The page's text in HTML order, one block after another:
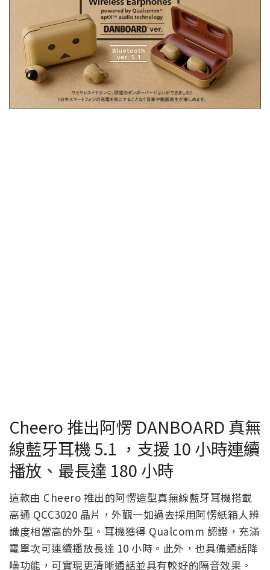
Cheero 推出阿愣 DANBOARD 真無
線藍牙耳機 5.1 ，支援 10 小時連續
播放、最長達 180 小時
這款由 Cheero 推出的阿愣造型真無線藍牙耳機搭載
高通 QCC3020 晶片，外觀一如過去採用阿愣紙箱人辨
識度相當高的外型。耳機獲得 Qualcomm 認證，充滿
電單次可連續播放長達 10 小時。此外，也具備通話降
噪功能，可實現更清晰通話並具有較好的隔音效果。